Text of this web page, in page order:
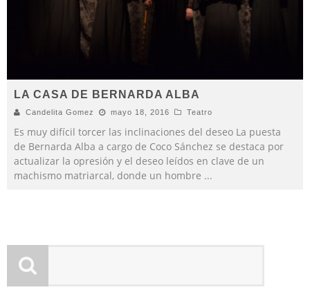
LA CASA DE BERNARDA ALBA
Candelita Gomez mayo 18, 2016 Teatro
Es muy difícil torcer las inclinaciones del deseo La puesta
de Bernarda Alba a cargo de Coco Sánchez se destaca por
actualizar la opresión y el deseo leídos en clave de un
machismo matriarcal, donde un hombre ...